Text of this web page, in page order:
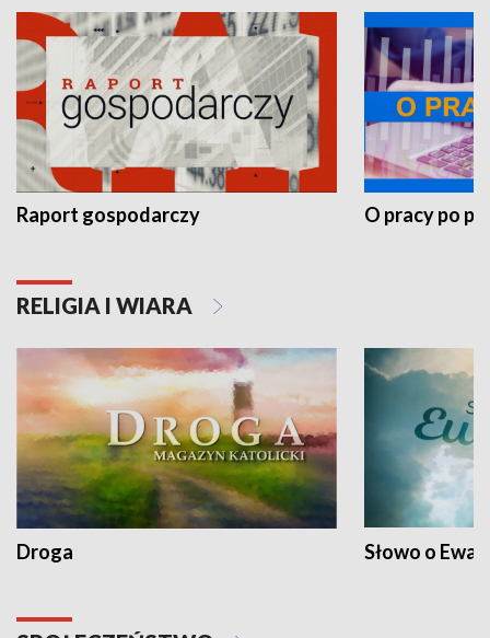
Raport gospodarczy O pracy po
RELIGIA I WIARA
Droga Słowo o